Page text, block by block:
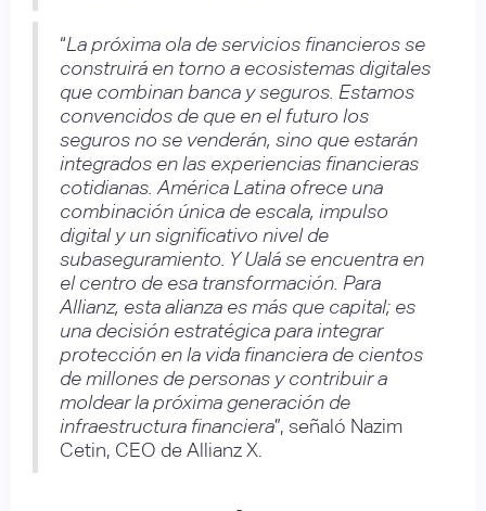
“La próxima ola de servicios financieros se
construirá en torno a ecosistemas digitales
que combinan banca y seguros. Estamos
convencidos de que en el futuro los
seguros no se venderán, sino que estarán
integrados en las experiencias financieras
cotidianas. América Latina ofrece una
combinación única de escala, impulso
digital y un significativo nivel de
subaseguramiento. Y Ualá se encuentra en
el centro de esa transformación. Para
Allianz, esta alianza es más que capital; es
una decisión estratégica para integrar
protección en la vida financiera de cientos
de millones de personas y contribuir a
moldear la próxima generación de
infraestructura financiera”, señaló Nazim
Cetin, CEO de Allianz X.